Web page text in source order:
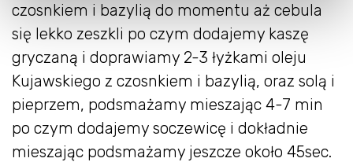
czosnkiem i bazylią do momentu aż cebula
się lekko zeszkli po czym dodajemy kaszę
gryczaną i doprawiamy 2-3 łyżkami oleju
Kujawskiego z czosnkiem i bazylią, oraz solą i
pieprzem, podsmażamy mieszając 4-7 min
po czym dodajemy soczewicę i dokładnie
mieszając podsmażamy jeszcze około 45sec.